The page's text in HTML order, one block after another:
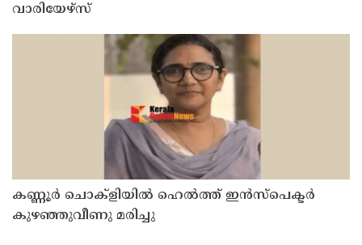
വാരിയേഴ്സ്
കണ്ണൂർ ചൊക്ളിയിൽ ഹെൽത്ത് ഇൻസ്പെക്ടർ
കുഴഞ്ഞുവീണു മരിച്ചു